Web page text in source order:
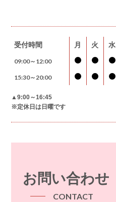
受付時間 月 火 水
09:00～12:00
15:30～20:00
▲9:00～16:45
※定休日は日曜です
お問い合わせ
CONTACT